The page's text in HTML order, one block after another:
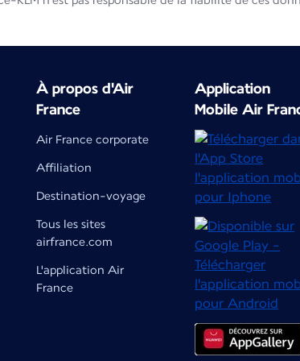
À propos d'Air
France
Air France corporate
Affiliation
Destination-voyage
Tous les sites
airfrance.com
L'application Air
France
Application
Mobile Air